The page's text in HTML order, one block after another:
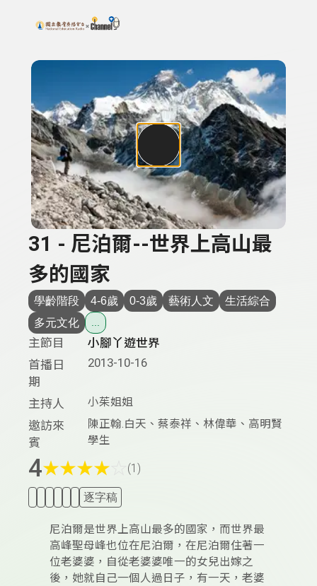
上方功能區塊
搜尋關鍵字：可輸入節目名稱、主持人或關鍵字
31 - 尼泊爾--世界上高山最
多的國家
學齡階段 4-6歲 0-3歲 藝術人文
生活綜合
多元文化
主節目
小腳丫遊世界
首播日
期
2013-10-16
主持人 小茱姐姐
邀訪來
賓
陳正翰.白天、蔡泰祥、林偉華、高明賢
學生
4★★★★ (1)
逐字稿
尼泊爾是世界上高山最多的國家，而世界最
高峰聖母峰也位在尼泊爾，在尼泊爾住著一
位老婆婆，自從老婆婆唯一的女兒出嫁之
後，她就自己一個人過日子，有一天，老婆